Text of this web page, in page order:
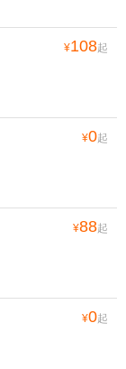
¥108起
¥0起
¥88起
¥0起